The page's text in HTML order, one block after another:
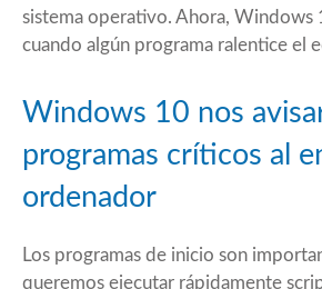
sistema operativo. Ahora, Windows
cuando algún programa ralentice el
Windows 10 nos
programas críticos al
ordenador
Los programas de inicio son
queremos ejecutar rápidamente